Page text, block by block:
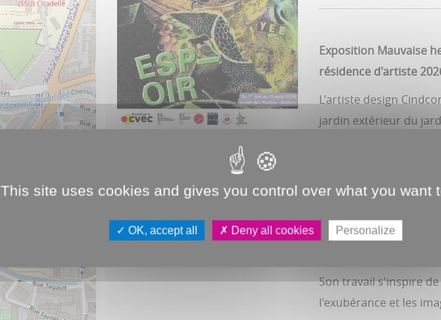
Exposition Mauvaise
résidence d'artiste
L'artiste design
jardin extérieur du
CYNDCORE est une
France. Formée à
Weimar, elle a fondé
Elle mêle création
Son travail s'inspire de
l'exubérance et les
This site uses cookies and gives you control over what you want
OK, accept all Deny all cookies Personalize